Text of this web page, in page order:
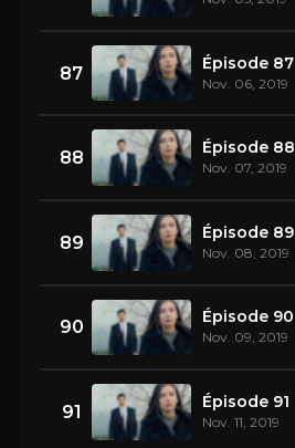
87 Épisode 87
Nov. 06, 2019
88 Épisode 88
Nov. 07, 2019
89 Épisode 89
Nov. 08, 2019
90 Épisode 90
Nov. 09, 2019
91 Épisode 91
Nov. 11, 2019